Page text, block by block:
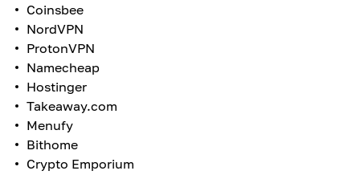
Coinsbee
NordVPN
ProtonVPN
Namecheap
Hostinger
Takeaway.com
Menufy
Bithome
Crypto Emporium